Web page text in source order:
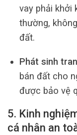
vay phải khởi
thường,
đất.
Phát sinh
bán đất cho
được bảo vệ
5. Kinh
cá nhân an